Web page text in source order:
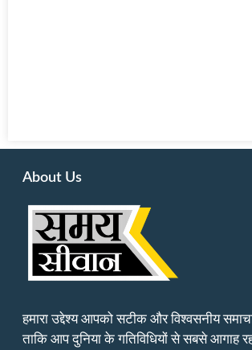
About Us
हमारा उद्देश्य आपको सटीक और विश्वसनीय
ताकि आप दुनिया के गतिविधियों से सबसे आगाह